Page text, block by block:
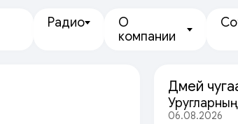
Радио
О
компании
Дөмей
06.08.2026